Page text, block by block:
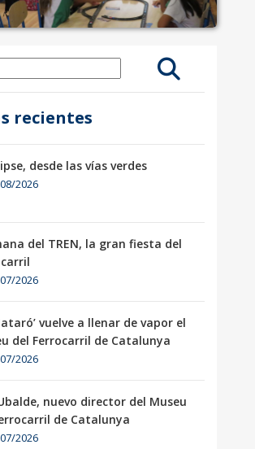
recientes
desde las vías verdes
2026
del TREN, la gran fiesta del
2026
vuelve a llenar de vapor el
del Ferrocarril de Catalunya
2026
nuevo director del Museu
de Catalunya
2026